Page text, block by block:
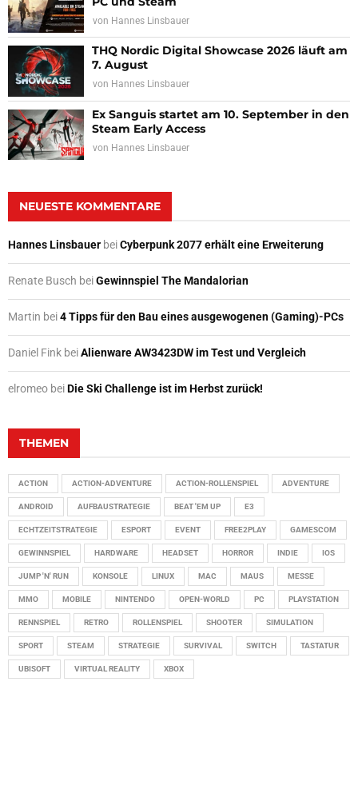
von Hannes Linsbauer
THQ Nordic Digital Showcase 2026 läuft am
7. August
von Hannes Linsbauer
Ex Sanguis startet am 10. September in den
Steam Early Access
von Hannes Linsbauer
NEUESTE KOMMENTARE
Hannes Linsbauer beiCyberpunk 2077 erhält eine Erweiterung
Renate Busch beiGewinnspiel The Mandalorian
Martin bei4 Tipps für den Bau eines ausgewogenen (Gaming)-PCs
Daniel Fink beiAlienware AW3423DW im Test und Vergleich
elromeo beiDie Ski Challenge ist im Herbst zurück!
THEMEN
ACTION ACTION-ADVENTURE ACTION-ROLLENSPIEL ADVENTURE
ANDROID AUFBAUSTRATEGIE BEAT 'EM UP E3
ECHTZEITSTRATEGIE ESPORT EVENT FREE2PLAY GAMESCOM
GEWINNSPIEL HARDWARE HEADSET HORROR INDIE IOS
JUMP 'N' RUN KONSOLE LINUX MAC MAUS MESSE
MMO MOBILE NINTENDO OPEN-WORLD PC PLAYSTATION
RENNSPIEL RETRO ROLLENSPIEL SHOOTER SIMULATION
SPORT STEAM STRATEGIE SURVIVAL SWITCH TASTATUR
UBISOFT VIRTUAL REALITY XBOX